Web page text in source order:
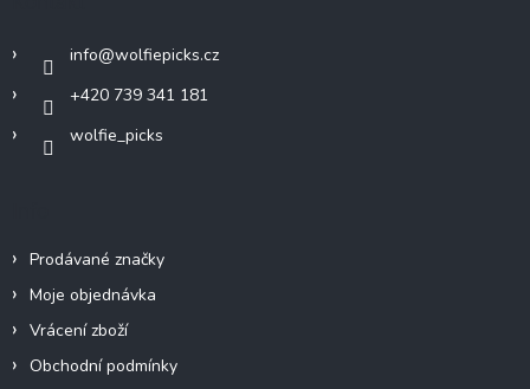
info@wolfiepicks.cz
+420 739 341 181
wolfie_picks
Prodávané značky
Moje objednávka
Vrácení zboží
Obchodní podmínky